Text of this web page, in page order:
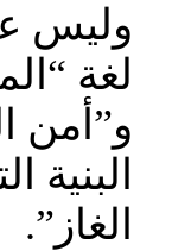
وليس
لغة
و”أمن
الغاز”.